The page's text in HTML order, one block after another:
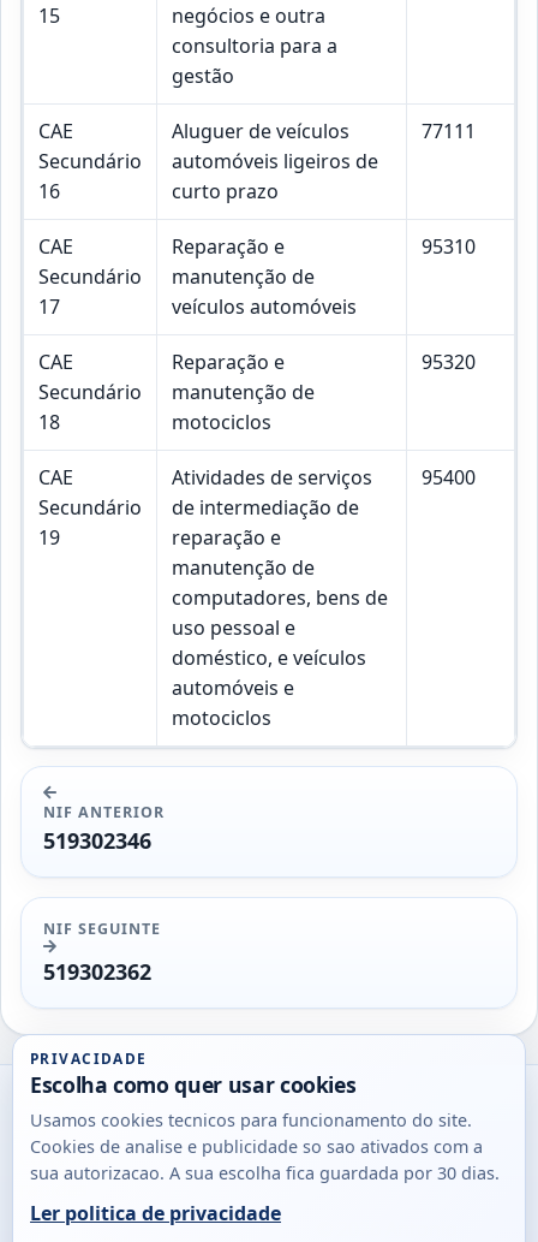
15
negócios e outra
consultoria para a
gestão
CAE
Secundário
16
Aluguer de veículos
automóveis ligeiros de
curto prazo
77111
CAE
Secundário
17
Reparação e
manutenção de
veículos automóveis
95310
CAE
Secundário
18
Reparação e
manutenção de
motociclos
95320
CAE
Secundário
19
Atividades de serviços
de intermediação de
reparação e
manutenção de
computadores, bens de
uso pessoal e
doméstico, e veículos
automóveis e
motociclos
95400
NIF ANTERIOR
519302346
NIF SEGUINTE
519302362
Utils
DB
Consultas
para
PRIVACIDADE
Escolha como quer usar cookies
Usamos cookies tecnicos para funcionamento do site.
Cookies de analise e publicidade so sao ativados com a
sua autorizacao. A sua escolha fica guardada por 30 dias.
Ler politica de privacidade